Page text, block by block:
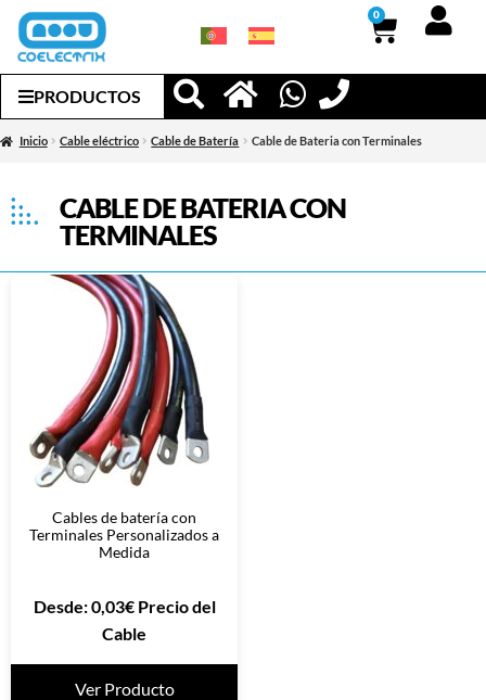
0
PRODUCTOS
Inicio Cable eléctrico Cable de Batería Cable de Bateria con Terminales
CABLE DE BATERIA CON
TERMINALES
Cables de batería con
Terminales Personalizados a
Medida
Desde:0,03€Precio del
Cable
Ver Producto